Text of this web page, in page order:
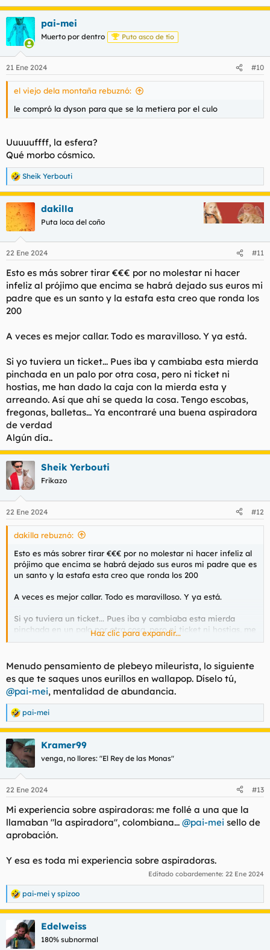
pai-mei
Muerto por dentro Puto asco de tío
21 Ene 2024 #10
el viejo dela montaña rebuznó:
le compró la dyson para que se la metiera por el culo
Uuuuuffff, la esfera?
Qué morbo cósmico.
R
e
a
c
c
i
e
:
Sheik Yerbouti
dakilla
Puta loca del coño
22 Ene 2024 #11
Esto es más sobrer tirar €€€ por no molestar ni hacer
infeliz al prójimo que encima se habrá dejado sus euros mi
padre que es un santo y la estafa esta creo que ronda los
200
A veces es mejor callar. Todo es maravilloso. Y ya está.
Si yo tuviera un ticket... Pues iba y cambiaba esta mierda
pinchada en un palo por otra cosa, pero ni ticket ni
hostias, me han dado la caja con la mierda esta y
arreando. Así que ahí se queda la cosa. Tengo escobas,
fregonas, balletas... Ya encontraré una buena aspiradora
de verdad
Algún día..
Sheik Yerbouti
Frikazo
22 Ene 2024 #12
dakilla rebuznó:
Esto es más sobrer tirar €€€ por no molestar ni hacer infeliz al
prójimo que encima se habrá dejado sus euros mi padre que es
un santo y la estafa esta creo que ronda los 200
A veces es mejor callar. Todo es maravilloso. Y ya está.
Si yo tuviera un ticket... Pues iba y cambiaba esta mierda
pinchada en un palo por otra cosa, pero ni ticket ni hostias, me
han dado la caja con la mierda esta y arreando. Así que ahí se
encontraré una buena aspiradora de verdad
Algún día..
Haz clic para expandir...
Menudo pensamiento de plebeyo mileurista, lo siguiente
es que te saques unos eurillos en wallapop. Díselo tú,
@pai-mei, mentalidad de abundancia.
R
e
a
c
c
i
e
:
pai-mei
Kramer99
venga, no llores: "El Rey de las Monas"
22 Ene 2024 #13
Mi experiencia sobre aspiradoras: me follé a una que la
llamaban "la aspiradora", colombiana... @pai-mei sello de
aprobación.
Y esa es toda mi experiencia sobre aspiradoras.
Editado cobardemente: 22 Ene 2024
R
e
a
c
i
pai-mei y spizoo
Edelweiss
180% subnormal